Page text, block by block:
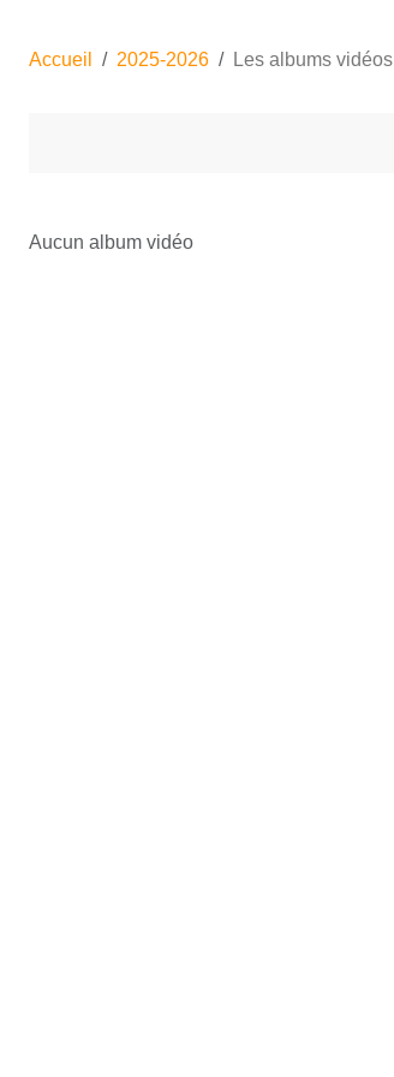
Accueil 2025-2026 Les albums vidéos
Aucun album vidéo